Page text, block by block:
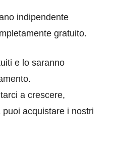
indipendente
gratuito.
e lo saranno
a crescere,
acquistare i nostri